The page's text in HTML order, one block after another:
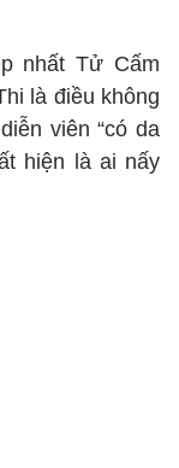
nhất Tử Cấm
là điều không
viên “có da
hiện là ai nấy